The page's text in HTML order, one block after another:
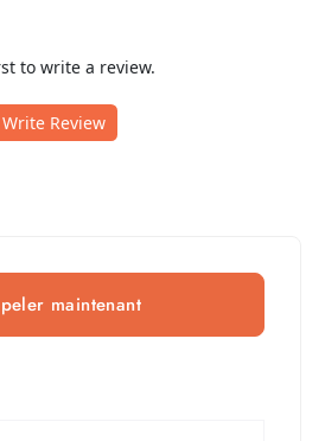
to write a review.
Write Review
maintenant